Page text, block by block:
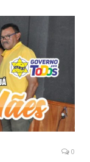
0